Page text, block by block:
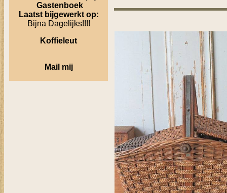
Gastenboek
Laatst bijgewerkt op:
Bijna Dagelijks!!!!
Koffieleut
Mail mij